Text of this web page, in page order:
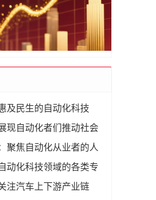
及民生的自动化科技
现自动化者们推动社会
声音
聚焦自动化从业者的人
动化科技领域的各类专
讯
注汽车上下游产业链